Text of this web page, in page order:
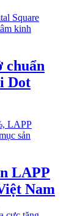
chuẩn
Dot
LAPP
Nam